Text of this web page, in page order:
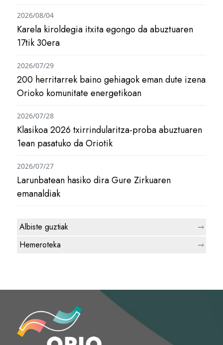
Karela kiroldegia itxita egongo da abuztuaren
17tik 30era
2026/08/04
200 herritarrek baino gehiagok eman dute izena
Orioko komunitate energetikoan
2026/07/29
Klasikoa 2026 txirrindularitza-proba abuztuaren
1ean pasatuko da Oriotik
2026/07/28
Larunbatean hasiko dira Gure Zirkuaren
emanaldiak
2026/07/27
Albiste guztiak
Hemeroteka